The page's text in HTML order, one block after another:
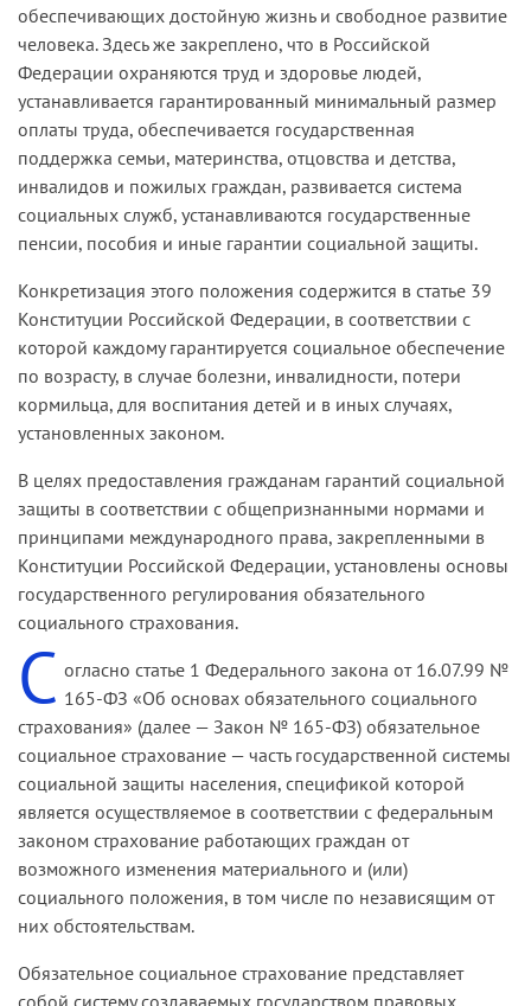
обеспечивающих достойную жизнь и свободное развитие
человека. Здесь же закреплено, что в Российской
Федерации охраняются труд и здоровье людей,
устанавливается гарантированный минимальный размер
оплаты труда, обеспечивается государственная
поддержка семьи, материнства, отцовства и детства,
инвалидов и пожилых граждан, развивается система
социальных служб, устанавливаются государственные
пенсии, пособия и иные гарантии социальной защиты.
Конкретизация этого положения содержится в статье 39
Конституции Российской Федерации, в соответствии с
которой каждому гарантируется социальное обеспечение
по возрасту, в случае болезни, инвалидности, потери
кормильца, для воспитания детей и в иных случаях,
установленных законом.
В целях предоставления гражданам гарантий социальной
защиты в соответствии с общепризнанными нормами и
принципами международного права, закрепленными в
Конституции Российской Федерации, установлены основы
государственного регулирования обязательного
социального страхования.
С огласно статье 1 Федерального закона от 16.07.99 №
165-ФЗ «Об основах обязательного социального
страхования» (далее — Закон № 165-ФЗ) обязательное
социальное страхование — часть государственной системы
социальной защиты населения, спецификой которой
является осуществляемое в соответствии с федеральным
законом страхование работающих граждан от
возможного изменения материального и (или)
социального положения, в том числе по независящим от
них обстоятельствам.
Обязательное социальное страхование представляет
собой систему создаваемых государством правовых,